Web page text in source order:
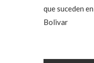
que suceden
Bolivar